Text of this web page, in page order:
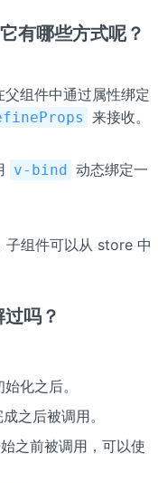
有哪些方式呢？
组件中通过属性绑定
来接收。
v-bind
动态绑定一
组件可以从 store 中
吗？
化之后。
之后被调用。
之前被调用，可以使